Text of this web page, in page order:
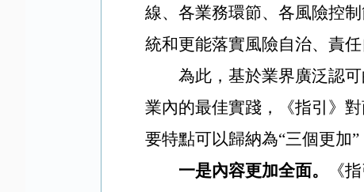
線、各業務環節、各風險控
統和更能落實風險自治、責
為此，基於業界廣泛認
業內的最佳實踐，《指引》
要特點可以歸納為“三個更加”
一是內容更加全面。
《